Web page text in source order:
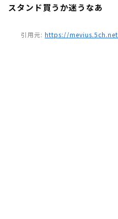
スタンド買うか迷うなあ
引用元: https://